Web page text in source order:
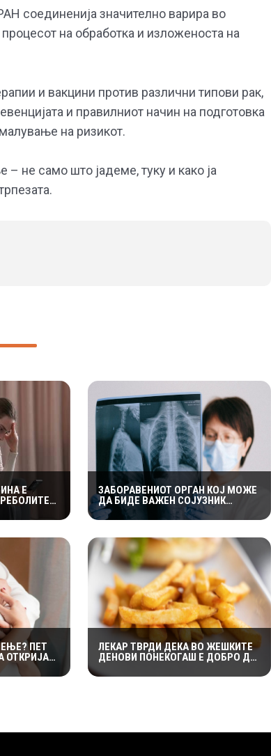
соединенија значително варира во
на обработка и изложеноста на
и вакцини против различни типови рак,
и правилниот начин на подготовка
на ризикот.
не само што јадеме, туку и како ја
Е
НЕ Е
ЗАБОРАВЕНИОТ ОРГАН КОЈ МОЖЕ
ДА БИДЕ ВАЖЕН СОЈУЗНИК
ПРОТИВ РАКОТ: НАУЧНИЦИТЕ
ОТКРИВААТ КОЛКУ Е ЗНАЧАЕН
ПЕТ
ОТКРИЈАТ
ЛЕКАР ТВРДИ ДЕКА ВО ЖЕШКИТЕ
ДЕНОВИ ПОНЕКОГАШ Е ДОБРО ДА